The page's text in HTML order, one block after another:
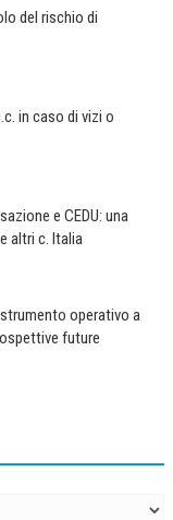
del rischio di
in caso di vizi o
e CEDU: una
altri c. Italia
operativo a
future